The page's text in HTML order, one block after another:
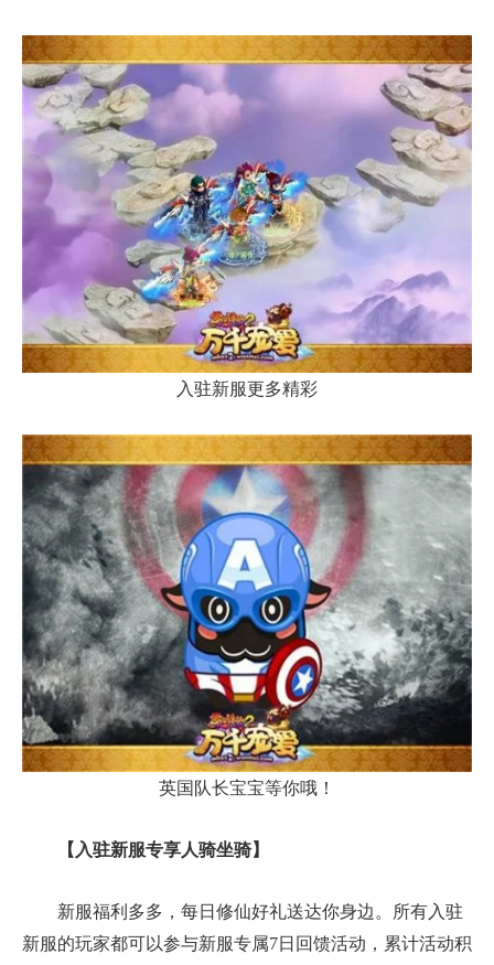
入驻新服更多精彩
英国队长宝宝等你哦！
【入驻新服专享人骑坐骑】
新服福利多多，每日修仙好礼送达你身边。所有入驻
新服的玩家都可以参与新服专属7日回馈活动，累计活动积